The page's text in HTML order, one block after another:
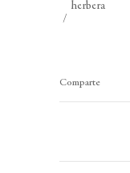
herbera
Comparte